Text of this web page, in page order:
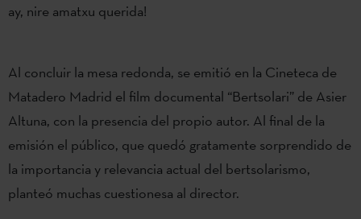
ay, nire amatxu querida!
Al concluir la mesa redonda, se emitió en la Cineteca de
Matadero Madrid el film documental “Bertsolari” de Asier
Altuna, con la presencia del propio autor. Al final de la
emisión el público, que quedó gratamente sorprendido de
la importancia y relevancia actual del bertsolarismo,
planteó muchas cuestionesa al director.